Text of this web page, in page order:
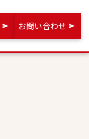
お問い合わせ